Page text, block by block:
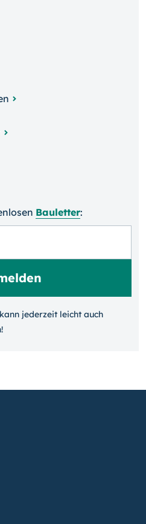
Bauletter:
jeder­zeit leicht auch